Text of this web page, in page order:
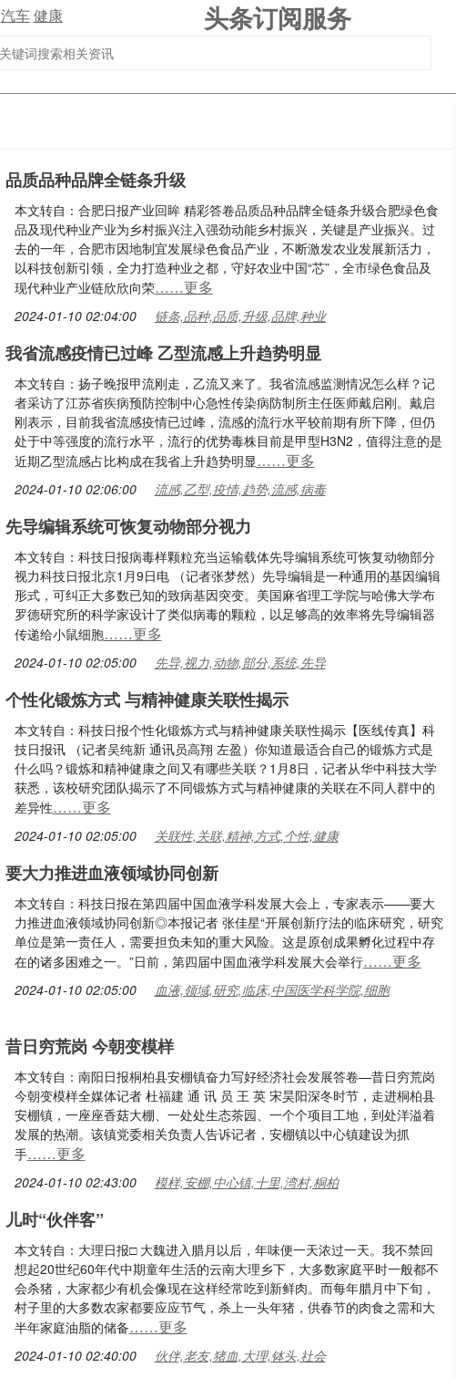
汽车健康 头条订阅服务
品质品种品牌全链条升级
本文转自：合肥日报产业回眸 精彩答卷品质品种品牌全链条升级合肥绿色食
品及现代种业产业为乡村振兴注入强劲动能乡村振兴，关键是产业振兴。过
去的一年，合肥市因地制宜发展绿色食品产业，不断激发农业发展新活力，
以科技创新引领，全力打造种业之都，守好农业中国“芯”，全市绿色食品及
现代种业产业链欣欣向荣……更多
2024-01-10 02:04:00 链条,品种,品质,升级,品牌,种业
我省流感疫情已过峰 乙型流感上升趋势明显
本文转自：扬子晚报甲流刚走，乙流又来了。我省流感监测情况怎么样？记
者采访了江苏省疾病预防控制中心急性传染病防制所主任医师戴启刚。戴启
刚表示，目前我省流感疫情已过峰，流感的流行水平较前期有所下降，但仍
处于中等强度的流行水平，流行的优势毒株目前是甲型H3N2，值得注意的是
近期乙型流感占比构成在我省上升趋势明显……更多
2024-01-10 02:06:00 流感,乙型,疫情,趋势,流感,病毒
先导编辑系统可恢复动物部分视力
本文转自：科技日报病毒样颗粒充当运输载体先导编辑系统可恢复动物部分
视力科技日报北京1月9日电 （记者张梦然）先导编辑是一种通用的基因编辑
形式，可纠正大多数已知的致病基因突变。美国麻省理工学院与哈佛大学布
罗德研究所的科学家设计了类似病毒的颗粒，以足够高的效率将先导编辑器
传递给小鼠细胞……更多
2024-01-10 02:05:00 先导,视力,动物,部分,系统,先导
个性化锻炼方式 与精神健康关联性揭示
本文转自：科技日报个性化锻炼方式与精神健康关联性揭示【医线传真】科
技日报讯 （记者吴纯新 通讯员高翔 左盈）你知道最适合自己的锻炼方式是
什么吗？锻炼和精神健康之间又有哪些关联？1月8日，记者从华中科技大学
获悉，该校研究团队揭示了不同锻炼方式与精神健康的关联在不同人群中的
差异性……更多
2024-01-10 02:05:00 关联性,关联,精神,方式,个性,健康
要大力推进血液领域协同创新
本文转自：科技日报在第四届中国血液学科发展大会上，专家表示——要大
力推进血液领域协同创新◎本报记者 张佳星“开展创新疗法的临床研究，研究
单位是第一责任人，需要担负未知的重大风险。这是原创成果孵化过程中存
在的诸多困难之一。”日前，第四届中国血液学科发展大会举行……更多
2024-01-10 02:05:00 血液,领域,研究,临床,中国医学科学院,细胞
昔日穷荒岗 今朝变模样
本文转自：南阳日报桐柏县安棚镇奋力写好经济社会发展答卷—昔日穷荒岗
今朝变模样全媒体记者 杜福建 通 讯 员 王 英 宋昊阳深冬时节，走进桐柏县
安棚镇，一座座香菇大棚、一处处生态茶园、一个个项目工地，到处洋溢着
发展的热潮。该镇党委相关负责人告诉记者，安棚镇以中心镇建设为抓
手……更多
2024-01-10 02:43:00 模样,安棚,中心镇,十里,湾村,桐柏
儿时“伙伴客”
本文转自：大理日报□ 大魏进入腊月以后，年味便一天浓过一天。我不禁回
想起20世纪60年代中期童年生活的云南大理乡下，大多数家庭平时一般都不
会杀猪，大家都少有机会像现在这样经常吃到新鲜肉。而每年腊月中下旬，
村子里的大多数农家都要应应节气，杀上一头年猪，供春节的肉食之需和大
半年家庭油脂的储备……更多
2024-01-10 02:40:00 伙伴,老友,猪血,大理,钵头,社会